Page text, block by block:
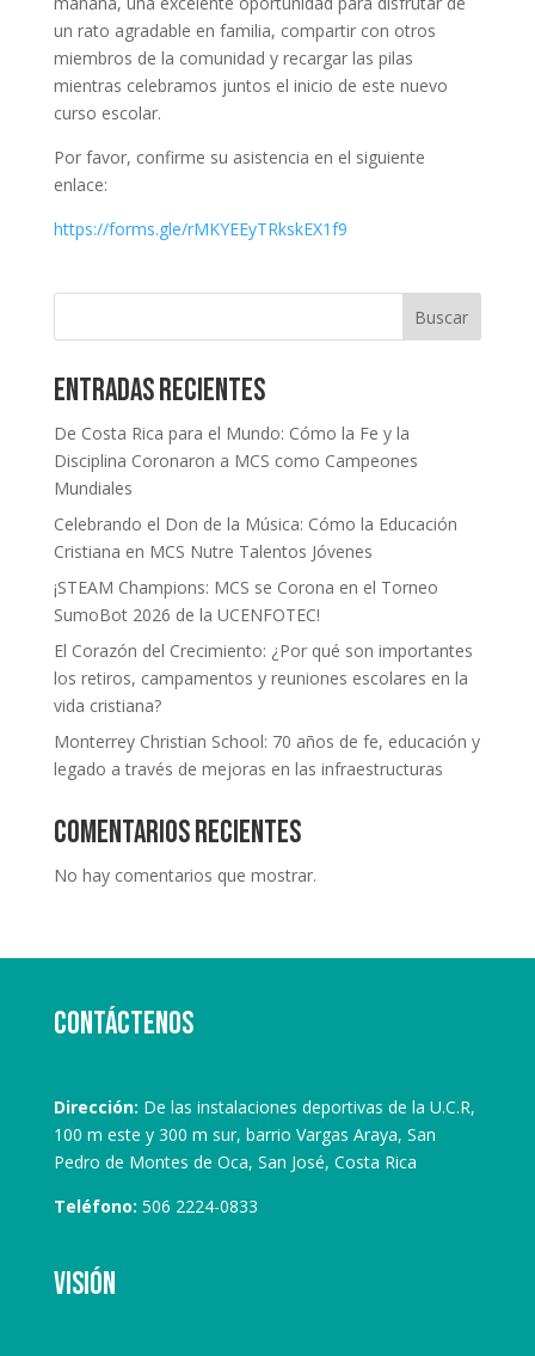
un rato agradable en familia, compartir con otros
miembros de la comunidad y recargar las pilas
mientras celebramos juntos el inicio de este nuevo
curso escolar.
Por favor, confirme su asistencia en el siguiente
enlace:
https://forms.gle/rMKYEEyTRkskEX1f9
Buscar
Entradas recientes
De Costa Rica para el Mundo: Cómo la Fe y la
Disciplina Coronaron a MCS como Campeones
Mundiales
Celebrando el Don de la Música: Cómo la Educación
Cristiana en MCS Nutre Talentos Jóvenes
¡STEAM Champions: MCS se Corona en el Torneo
SumoBot 2026 de la UCENFOTEC!
El Corazón del Crecimiento: ¿Por qué son importantes
los retiros, campamentos y reuniones escolares en la
vida cristiana?
Monterrey Christian School: 70 años de fe, educación y
legado a través de mejoras en las infraestructuras
Comentarios recientes
No hay comentarios que mostrar.
Contáctenos
Dirección: De las instalaciones deportivas de la U.C.R,
100 m este y 300 m sur, barrio Vargas Araya, San
Pedro de Montes de Oca, San José, Costa Rica
Teléfono: 506 2224-0833
Visión